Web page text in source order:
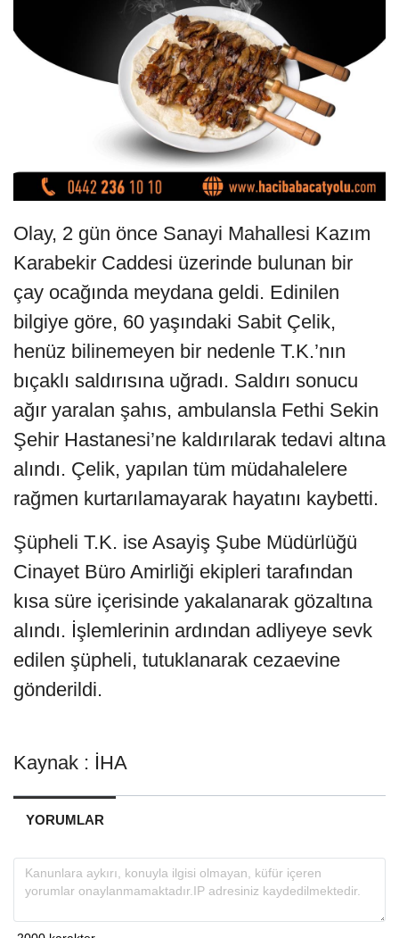
Olay, 2 gün önce Sanayi Mahallesi Kazım
Karabekir Caddesi üzerinde bulunan bir
çay ocağında meydana geldi. Edinilen
bilgiye göre, 60 yaşındaki Sabit Çelik,
henüz bilinemeyen bir nedenle T.K.’nın
bıçaklı saldırısına uğradı. Saldırı sonucu
ağır yaralan şahıs, ambulansla Fethi Sekin
Şehir Hastanesi’ne kaldırılarak tedavi altına
alındı. Çelik, yapılan tüm müdahalelere
rağmen kurtarılamayarak hayatını kaybetti.
Şüpheli T.K. ise Asayiş Şube Müdürlüğü
Cinayet Büro Amirliği ekipleri tarafından
kısa süre içerisinde yakalanarak gözaltına
alındı. İşlemlerinin ardından adliyeye sevk
edilen şüpheli, tutuklanarak cezaevine
gönderildi.
Kaynak : İHA
YORUMLAR